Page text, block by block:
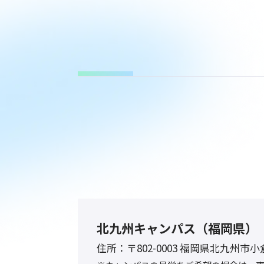
北九州キャンパス（福岡県）
住所： 〒802-0003 福岡県北九州市